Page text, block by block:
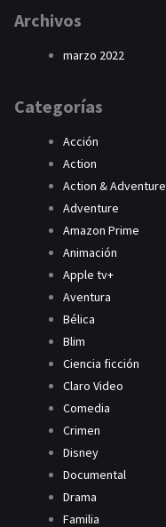
Archivos
marzo 2022
Categorías
Acción
Action
Action & Adventure
Adventure
Amazon Prime
Animación
Apple tv+
Aventura
Bélica
Blim
Ciencia ficción
Claro Video
Comedia
Crimen
Disney
Documental
Drama
Familia